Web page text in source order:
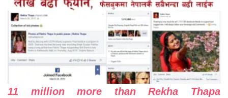
11 million more than Rekha Thapa